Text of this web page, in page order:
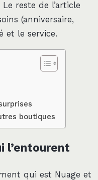
reste de l’article
(anniversaire,
et le service.
boutiques
l’entourent
qui est Nuage et